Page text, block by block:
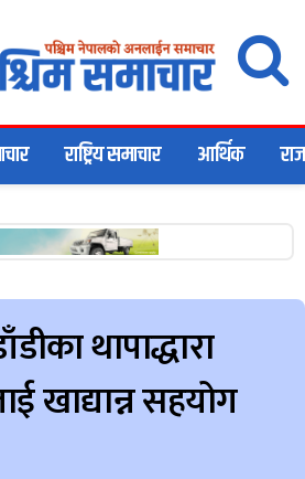
राष्ट्रिय समाचार आर्थिक
थापाद्धारा
खाद्यान्न सहयोग